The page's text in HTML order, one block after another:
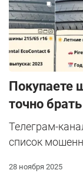
Покупаете
точно
Телеграм-
список
28 ноября 2025